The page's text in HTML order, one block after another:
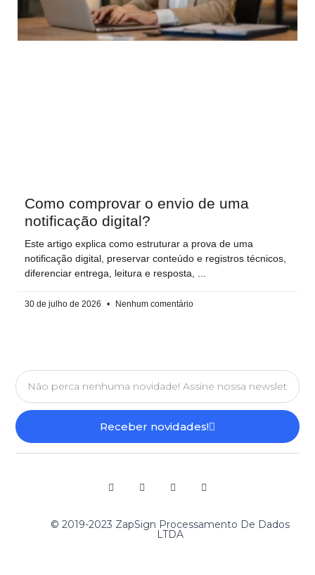
Como comprovar o envio de uma
notificação digital?
Este artigo explica como estruturar a prova de uma
notificação digital, preservar conteúdo e registros técnicos,
diferenciar entrega, leitura e resposta,
30 de julho de 2026 Nenhum comentário
Receber novidades!
© 2019-2023 ZapSign Processamento De Dados
LTDA